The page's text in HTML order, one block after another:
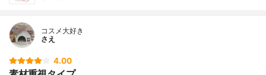
コスメ大好き
さえ
4.00